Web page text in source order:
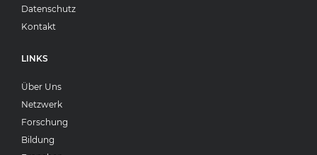
Datenschutz
Kontakt
LINKS
Über Uns
Netzwerk
Forschung
Bildung